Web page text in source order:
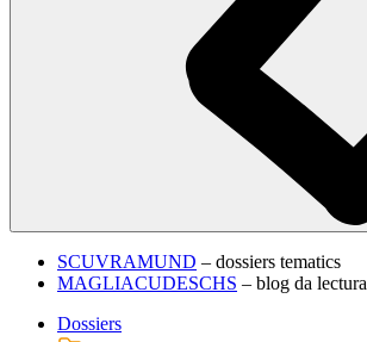
SCUVRAMUND – dossiers tematics
MAGLIACUDESCHS – blog da lectura
Dossiers